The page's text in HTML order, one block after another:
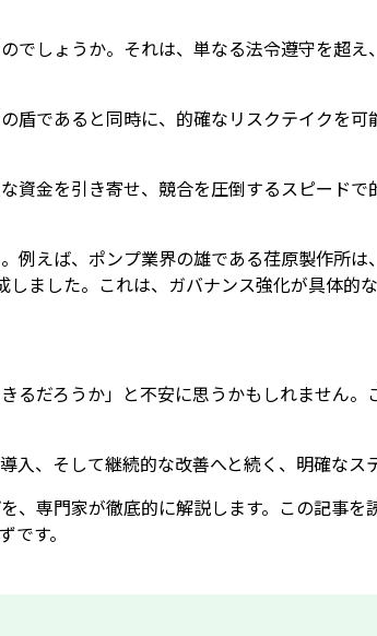
でしょうか。それは、単なる法令遵守を超
盾であると同時に、的確なリスクテイクを
資金を引き寄せ、競合を圧倒するスピード
例えば、ポンプ業界の雄である荏原製作所
ました。これは、ガバナンス強化が具体的
るだろうか」と不安に思うかもしれません。
、そして継続的な改善へと続く、明確なス
、専門家が徹底的に解説します。この記事
す。